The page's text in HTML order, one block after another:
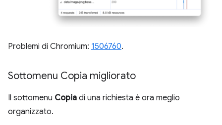
Problemi di Chromium: 1506760.
Sottomenu Copia migliorato
Il sottomenu Copia di una richiesta è ora meglio
organizzato.